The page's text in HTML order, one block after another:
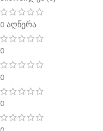
0 აღწერა
0
0
0